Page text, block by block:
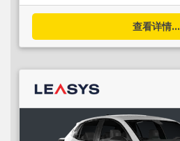
查看详情...